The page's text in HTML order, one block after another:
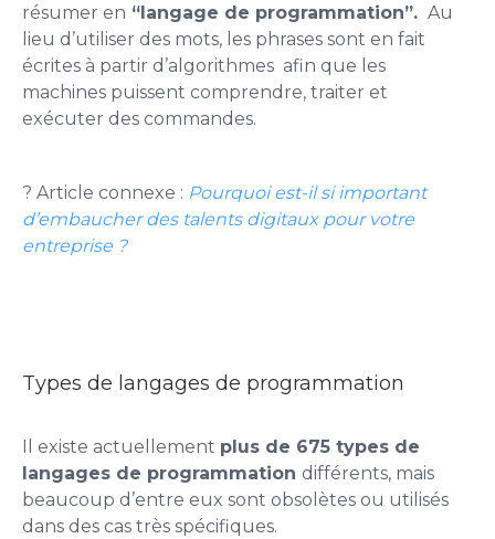
résumer en “langage de programmation”. Au
lieu d’utiliser des mots, les phrases sont en fait
écrites à partir d’algorithmes afin que les
machines puissent comprendre, traiter et
exécuter des commandes.
? Article connexe : Pourquoi est-il si important
d’embaucher des talents digitaux pour votre
entreprise ?
Types de langages de programmation
Il existe actuellement plus de 675 types de
langages de programmation différents, mais
beaucoup d’entre eux sont obsolètes ou utilisés
dans des cas très spécifiques.